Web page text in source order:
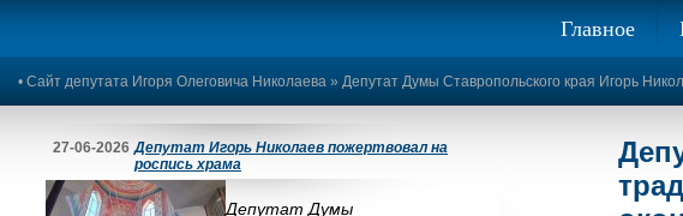
Главное
• Сайт депутата Игоря Олеговича Николаева » Депутат Думы Ставропольского края Игорь
27-06-2026 Депутат Игорь Николаев пожертвовал на
роспись храма
Депутат Думы